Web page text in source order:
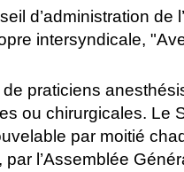
d’administration de
intersyndicale,
praticiens
ou chirurgicales. Le
par moitié
l’Assemblée